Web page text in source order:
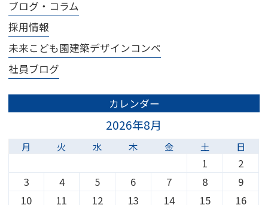
ブログ・コラム
採用情報
未来こども園建築デザインコンペ
社員ブログ
カレンダー
2026年8月
月 火 水 木 金 土 日
1
2
3
4 5 6 7 8
9
10
11 12 13 14 15 16